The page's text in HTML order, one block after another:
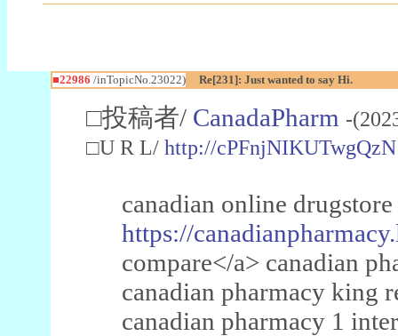
■22986 /inTopicNo.23022) Re[231]: Just wanted to say Hi.
□投稿者/ CanadaPharm -
□U R L/ http://cPFnjNIKUTwgQzN
canadian online
https://
compare</a> canadian
canadian pharmacy king
canadian pharmacy 1